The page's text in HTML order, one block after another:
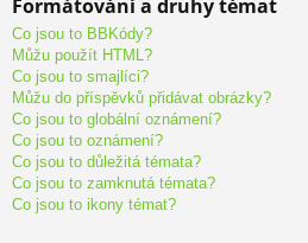
Formátování a druhy témat
Co jsou to BBKódy?
Můžu použít HTML?
Co jsou to smajlíci?
Můžu do příspěvků přidávat obrázky?
Co jsou to globální oznámení?
Co jsou to oznámení?
Co jsou to důležitá témata?
Co jsou to zamknutá témata?
Co jsou to ikony témat?